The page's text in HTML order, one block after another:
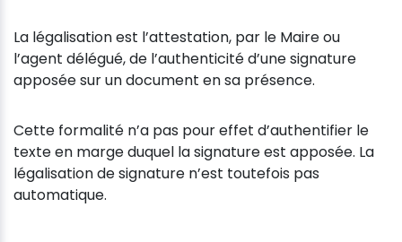
La légalisation est l’attestation, par le Maire ou
l’agent délégué, de l’authenticité d’une signature
apposée sur un document en sa présence.
Cette formalité n’a pas pour effet d’authentifier le
texte en marge duquel la signature est apposée. La
légalisation de signature n’est toutefois pas
automatique.